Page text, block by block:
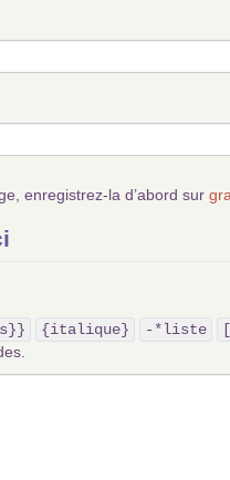
enregistrez-la d’abord sur
{italique} -*liste